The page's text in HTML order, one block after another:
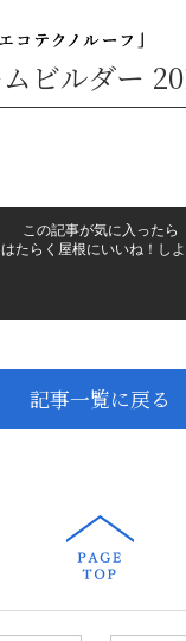
ビルダー
この記事が気に入ったら
はたらく屋根にいいね！しよ
記事一覧に戻る